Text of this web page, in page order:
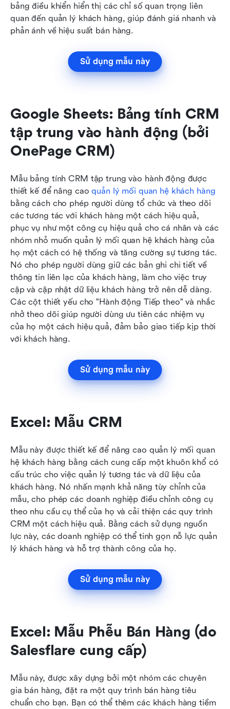
bảng điều khiển hiển thị các chỉ số quan trọng liên
quan đến quản lý khách hàng, giúp đánh giá nhanh và
phản ánh về hiệu suất bán hàng.
Sử dụng mẫu này
Google Sheets: Bảng tính CRM
tập trung vào hành động (bởi
OnePage CRM)
Mẫu bảng tính CRM tập trung vào hành động được
thiết kế để nâng cao quản lý mối quan hệ khách hàng
bằng cách cho phép người dùng tổ chức và theo dõi
các tương tác với khách hàng một cách hiệu quả,
phục vụ như một công cụ hiệu quả cho cá nhân và các
nhóm nhỏ muốn quản lý mối quan hệ khách hàng của
họ một cách có hệ thống và tăng cường sự tương tác.
Nó cho phép người dùng giữ các bản ghi chi tiết về
thông tin liên lạc của khách hàng, làm cho việc truy
cập và cập nhật dữ liệu khách hàng trở nên dễ dàng.
Các cột thiết yếu cho "Hành động Tiếp theo" và nhắc
nhở theo dõi giúp người dùng ưu tiên các nhiệm vụ
của họ một cách hiệu quả, đảm bảo giao tiếp kịp thời
với khách hàng.
Sử dụng mẫu này
Excel: Mẫu CRM
Mẫu này được thiết kế để nâng cao quản lý mối quan
hệ khách hàng bằng cách cung cấp một khuôn khổ có
cấu trúc cho việc quản lý tương tác và dữ liệu của
khách hàng. Nó nhấn mạnh khả năng tùy chỉnh của
mẫu, cho phép các doanh nghiệp điều chỉnh công cụ
theo nhu cầu cụ thể của họ và cải thiện các quy trình
CRM một cách hiệu quả. Bằng cách sử dụng nguồn
lực này, các doanh nghiệp có thể tinh gọn nỗ lực quản
lý khách hàng và hỗ trợ thành công của họ.
Sử dụng mẫu này
Excel: Mẫu Phễu Bán Hàng (do
Salesflare cung cấp)
Mẫu này, được xây dựng bởi một nhóm các chuyên
gia bán hàng, đặt ra một quy trình bán hàng tiêu
chuẩn cho bạn. Bạn có thể thêm các khách hàng tiềm